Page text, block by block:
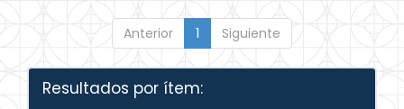
Anterior 1 Siguiente
Resultados por ítem: